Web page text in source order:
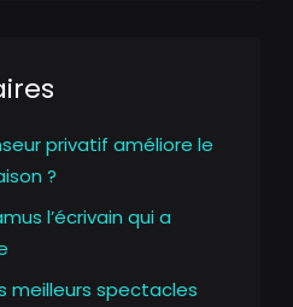
privatif améliore le
?
l’écrivain qui a
meilleurs spectacles